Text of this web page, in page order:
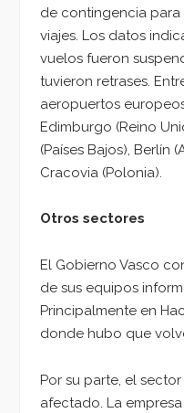
de contingencia para
viajes. Los datos
vuelos fueron
tuvieron retrases.
aeropuertos
Edimburgo (Reino
(Países Bajos), Berlín
Cracovia (Polonia).
Otros sectores
El Gobierno Vasco
de sus equipos
Principalmente en
donde hubo que
Por su parte, el
afectado. La